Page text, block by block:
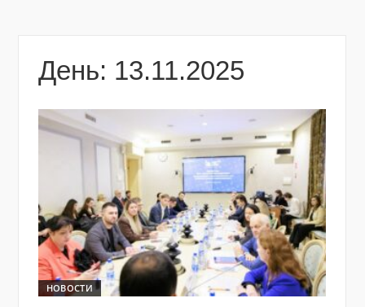
День: 13.11.2025
НОВОСТИ